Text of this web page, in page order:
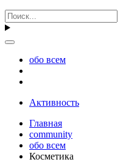
обо всем
Активность
Главная
community
обо всем
Косметика